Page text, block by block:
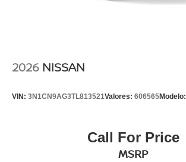
2026 NISSAN
VIN: 3N1CN9AG3TL813521Valores: 606565Modelo:
Call For Price
MSRP